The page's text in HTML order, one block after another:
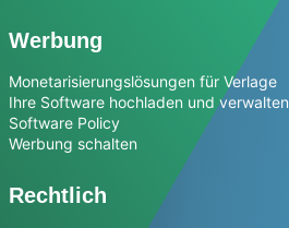
Werbung
Monetarisierungslösungen für Verlage
Ihre Software hochladen und verwalten
Software Policy
Werbung schalten
Rechtlich